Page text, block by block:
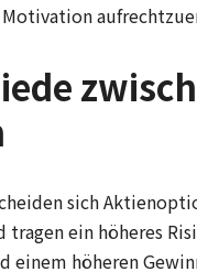
sich
tragen ein höheres
einem höheren